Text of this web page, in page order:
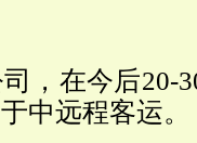
，在今后20-
中远程客运。